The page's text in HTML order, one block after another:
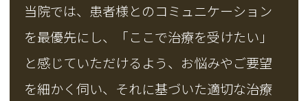
当院では、患者様とのコミュニケーション
を最優先にし、「ここで治療を受けたい」
と感じていただけるよう、お悩みやご要望
を細かく伺い、それに基づいた適切な治療